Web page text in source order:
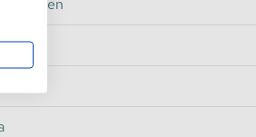
Ultra
Graden